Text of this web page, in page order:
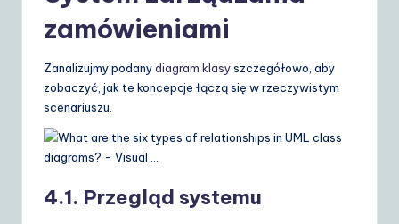
zamówieniami
Zanalizujmy podanydiagram klasyszczegółowo, aby
zobaczyć, jak te koncepcje łączą się w rzeczywistym
scenariuszu.
4.1. Przegląd systemu